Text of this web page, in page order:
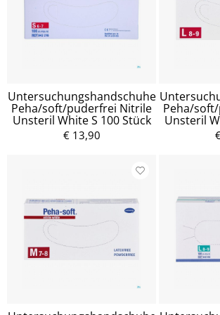
Untersuchungshandschuhe
Peha/soft/puderfrei Nitrile
Unsteril White S 100 Stück
€ 13,90
Peha/
Unsteril